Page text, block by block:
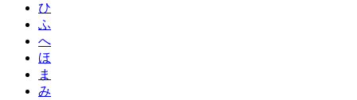
ひ
ふ
へ
ほ
ま
み